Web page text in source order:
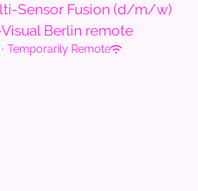
Sensor Fusion (d/m/w)
Berlin remote
· Temporarily Remote